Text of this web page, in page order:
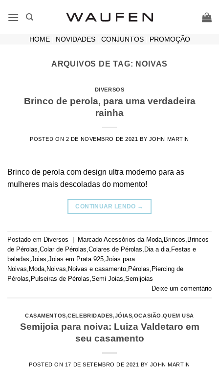
HOME| NOVIDADES| CONJUNTOS| PROMOÇÃO
ARQUIVOS DE TAG: NOIVAS
DIVERSOS
Brinco de perola, para uma verdadeira
rainha
POSTED ON 2 DE NOVEMBRO DE 2021 BY JOHN MARTIN
Brinco de perola com design ultra moderno para as
mulheres mais descoladas do momento!
CONTINUAR LENDO →
Postado em Diversos Marcado Acessórios da Moda Brincos Brincos
de Pérolas Colar de Pérolas Colares de Pérolas Dia a dia Festas e
baladas Joias Joias em Prata 925 Joias para
Noivas Moda Noivas Noivas e casamento Pérolas Piercing de
Pérolas Pulseiras de Pérolas Semi Joias Semijoias
Deixe um comentário
CASAMENTOS,CELEBRIDADES,JÓIAS,OCASIÃO,QUEM USA
Semijoia para noiva: Luiza Valdetaro em
seu casamento
POSTED ON 17 DE SETEMBRO DE 2021 BY JOHN MARTIN